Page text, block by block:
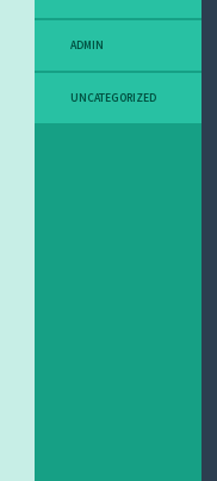
ADMIN
UNCATEGORIZED